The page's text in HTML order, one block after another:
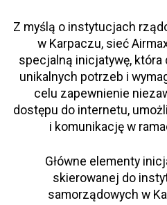
Z myślą o instytucjach
w Karpaczu, sieć
specjalną inicjatywę,
unikalnych potrzeb i
celu zapewnienie
dostępu do internetu,
i komunikację w
Główne elementy
skierowanej do
samorządowych w